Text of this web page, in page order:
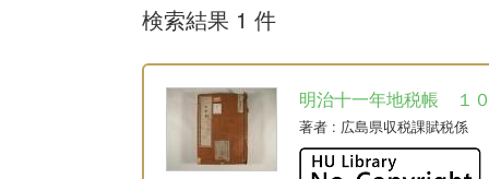
検索結果 1 件
明治十一年地税帳 １
著者 : 広島県収税課賦税係